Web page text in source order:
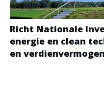
Richt Nationale
energie en clean
en verdienvermogen